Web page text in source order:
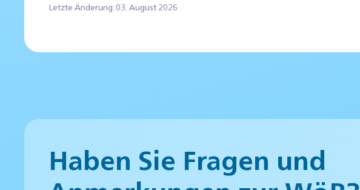
Letzte Änderung: 03. August 2026
Haben Sie Fragen und